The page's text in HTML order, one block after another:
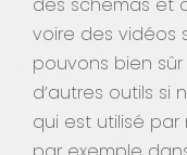
voire des vidéos
pouvons bien
d’autres outils si
qui est utilisé par